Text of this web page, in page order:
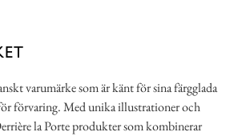
varumärke som är känt för sina färgglada
förvaring. Med unika illustrationer och
la Porte produkter som kombinerar